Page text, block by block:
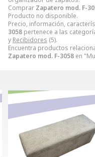
Comprar Zapatero mod. F-
Producto no disponible.
Precio, información,
3058 pertenece a las
y Recibidores (5).
Encuentra productos
Zapatero mod. F-3058 en